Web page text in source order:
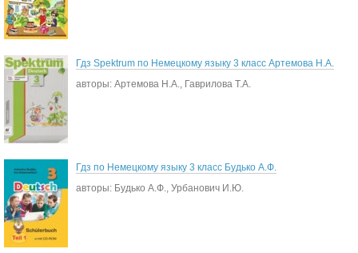
Гдз Spektrum по Немецкому языку 3 класс Артемова Н.А.
авторы: Артемова Н.А., Гаврилова Т.А.
Гдз по Немецкому языку 3 класс Будько А.Ф.
авторы: Будько А.Ф., Урбанович И.Ю.